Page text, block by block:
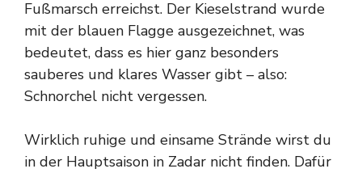
Fußmarsch erreichst. Der Kieselstrand wurde
mit der blauen Flagge ausgezeichnet, was
bedeutet, dass es hier ganz besonders
sauberes und klares Wasser gibt – also:
Schnorchel nicht vergessen.
Wirklich ruhige und einsame Strände wirst du
in der Hauptsaison in Zadar nicht finden. Dafür